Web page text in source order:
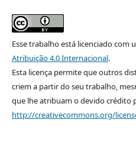
Esse trabalho está licenciado com
Atribuição 4.0 Internacional.
Esta licença permite que outros
criem a partir do seu trabalho,
que lhe atribuam o devido crédito
http://creativecommons.org/